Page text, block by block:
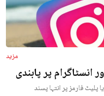
مزید
پر پابندی
فارمز پر انتہا پسند